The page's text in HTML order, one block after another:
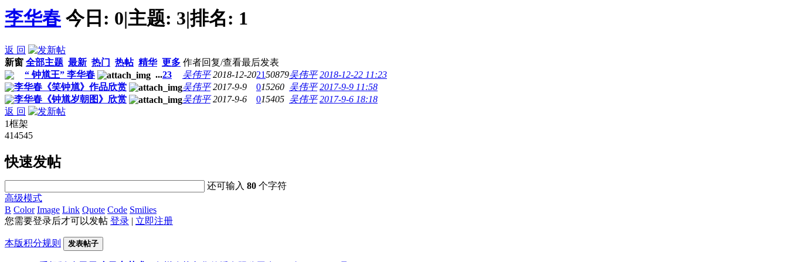
李华春 今日: 0|主题: 3|排名: 1
返 回
新窗 全部主题 最新 热门 热帖 精华 更多 作者回复/查看最后发表
“ 钟馗王” 李华春
...23 吴伟平 2018-12-202150879吴伟平 2018-12-22 11:23
李华春《笑钟馗》作品欣赏
吴伟平 2017-9-9 015260 吴伟平 2017-9-9 11:58
李华春《钟馗岁朝图》欣赏
吴伟平 2017-9-6 015405 吴伟平 2017-9-6 18:18
返 回
1框架
414545
快速发帖
还可输入80 个字符
高级模式
B Color Image Link Quote Code Smilies
您需要登录后才可以发帖 登录 | 立即注册
本版积分规则 发表帖子